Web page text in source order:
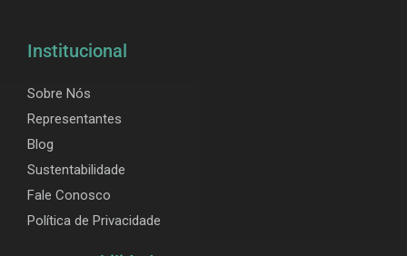
Institucional
Sobre Nós
Representantes
Blog
Sustentabilidade
Fale Conosco
Política de Privacidade